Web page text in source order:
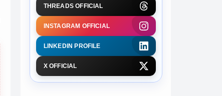
THREADS OFFICIAL
INSTAGRAM OFFICIAL
LINKEDIN PROFILE
X OFFICIAL